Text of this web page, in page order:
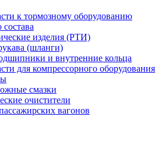
к тормозному оборудованию
изделия (РТИ)
(шланги)
и внутренние кольца
для компрессорного оборудования
смазки
очистители
вагонов